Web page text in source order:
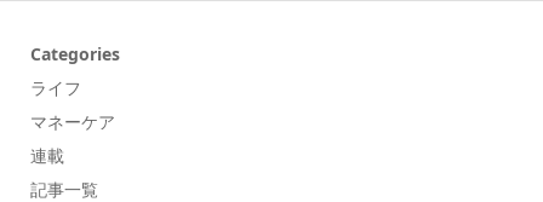
Categories
ライフ
マネーケア
連載
記事一覧